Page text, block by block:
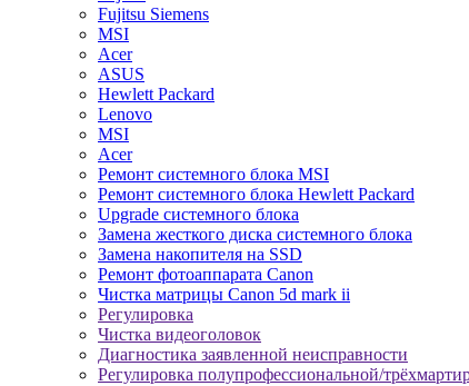
Fujitsu Siemens
MSI
Acer
ASUS
Hewlett Packard
Lenovo
MSI
Acer
Ремонт системного блока MSI
Ремонт системного блока Hewlett Packard
Upgrade системного блока
Замена жесткого диска системного блока
Замена накопителя на SSD
Ремонт фотоаппарата Canon
Чистка матрицы Canon 5d mark ii
Регулировка
Чистка видеоголовок
Диагностика заявленной неисправности
Регулировка полупрофессиональной/